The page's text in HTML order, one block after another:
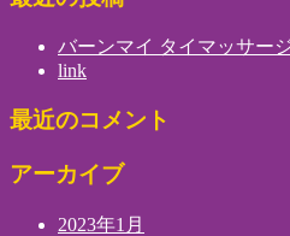
バーンマイ タイマッサー
link
最近のコメント
アーカイブ
2023年1月